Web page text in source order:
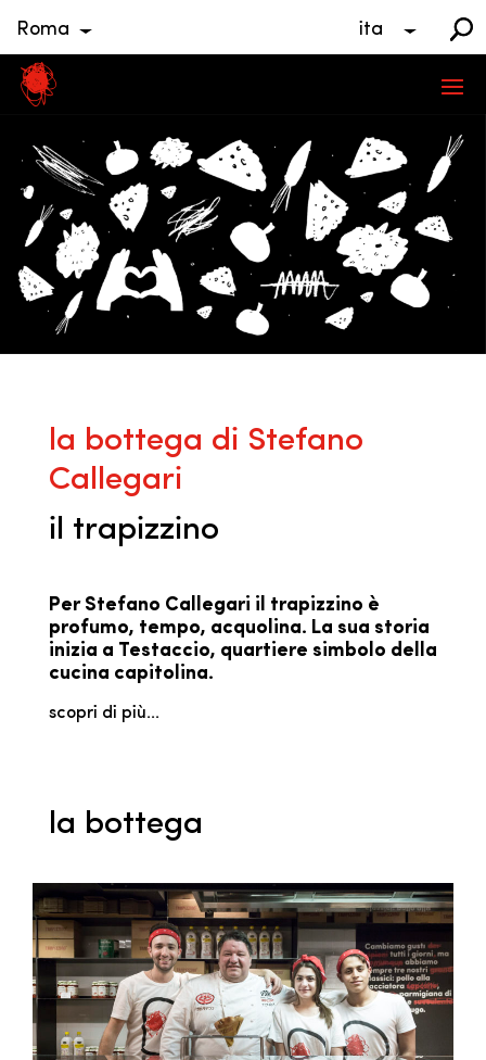
Roma ita
la bottega di Stefano
Callegari
il trapizzino
Per Stefano Callegari il trapizzino è
profumo, tempo, acquolina. La sua storia
inizia a Testaccio, quartiere simbolo della
cucina capitolina.
scopri di più...
la bottega